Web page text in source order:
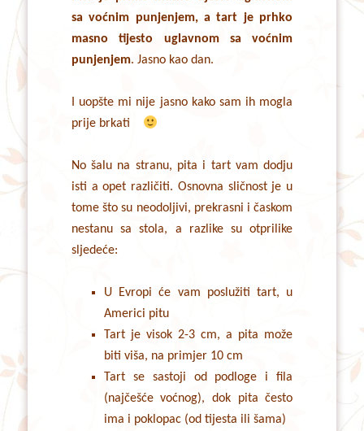
sa voćnim punjenjem, a tart je prhko
masno tijesto uglavnom sa voćnim
punjenjem. Jasno kao dan.
I uopšte mi nije jasno kako sam ih mogla
prije brkati
No šalu na stranu, pita i tart vam dodju
isti a opet različiti. Osnovna sličnost je u
tome što su neodoljivi, prekrasni i časkom
nestanu sa stola, a razlike su otprilike
sljedeće:
U Evropi će vam poslužiti tart, u
Americi pitu
Tart je visok 2-3 cm, a pita može
biti viša, na primjer 10 cm
Tart se sastoji od podloge i fila
(najčešće voćnog), dok pita često
ima i poklopac (od tijesta ili šama)